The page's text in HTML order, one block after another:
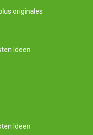
originales
Ideen
Ideen